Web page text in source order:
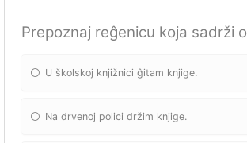
Prepoznaj reĝenicu koja sadrži
U školskoj knjižnici ĝitam knjige.
Na drvenoj polici držim knjige.